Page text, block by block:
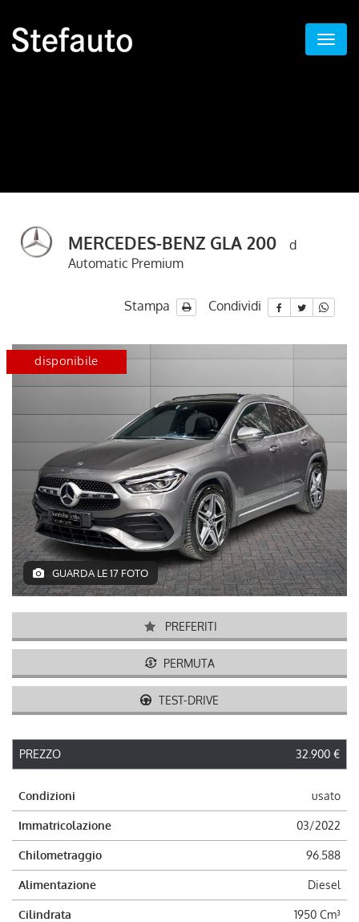
MERCEDES-BENZ GLA 200
d
Automatic Premium
Stampa Condividi
disponibile
GUARDA LE 17 FOTO
PREFERITI
PERMUTA
TEST-DRIVE
PREZZO 32.900 €
Condizioni usato
Immatricolazione 03/2022
Chilometraggio 96.588
Alimentazione Diesel
Cilindrata 1950 Cm³